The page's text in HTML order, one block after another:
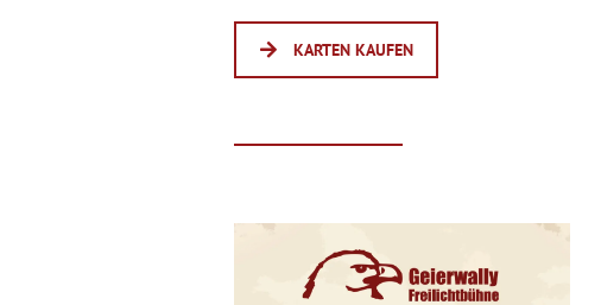
KARTEN KAUFEN